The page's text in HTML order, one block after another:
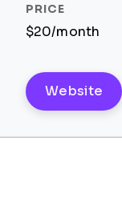
$20/month
Website